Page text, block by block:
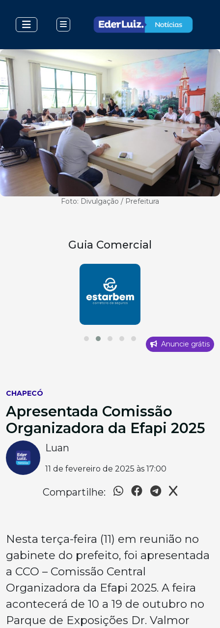
Foto: Divulgação / Prefeitura
Guia Comercial
Anuncie grátis
CHAPECÓ
Apresentada Comissão
Organizadora da Efapi 2025
Luan
11 de fevereiro de 2025 às 17:00
Compartilhe:
Nesta terça-feira (11) em reunião no
gabinete do prefeito, foi apresentada
a CCO – Comissão Central
Organizadora da Efapi 2025. A feira
acontecerá de 10 a 19 de outubro no
Parque de Exposições Dr. Valmor